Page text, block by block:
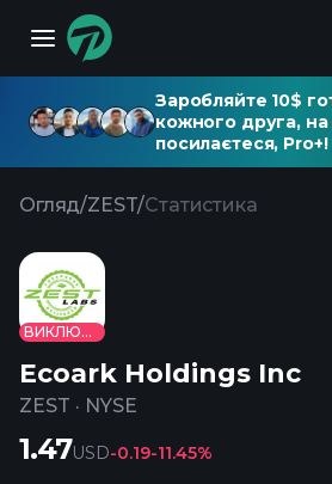
Заробляйте 10$
кожного друга, на
посилаєтеся, Pro+!
Огляд/ZEST/Статистика
ВИКЛЮЧЕНО
Ecoark Holdings Inc
ZEST · NYSE
1.47USD-0.19-11.45%